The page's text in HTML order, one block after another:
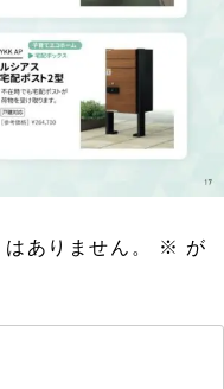
ありません。 ※ が